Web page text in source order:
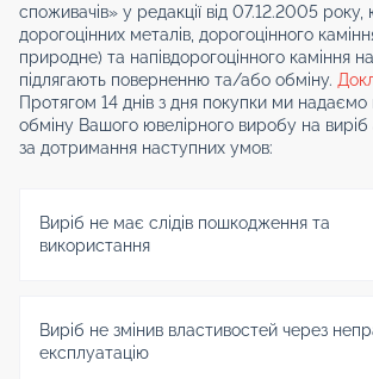
споживачів» у редакції від 07.12.2005 року,
дорогоцінних металів, дорогоцінного
природне) та напівдорогоцінного каміння
підлягають поверненню та/або обміну.
Протягом 14 днів з дня покупки ми надаємо
обміну Вашого ювелірного виробу на виріб
за дотримання наступних умов:
Виріб не має слідів пошкодження та
використання
Виріб не змінив властивостей через
експлуатацію